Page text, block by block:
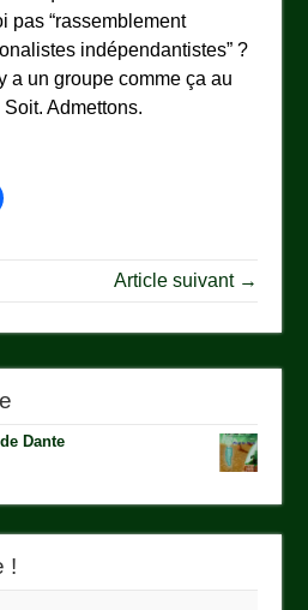
pas “rassemblement
indépendantistes” ?
a un groupe comme ça au
Admettons.
Article suivant →
Dante
!